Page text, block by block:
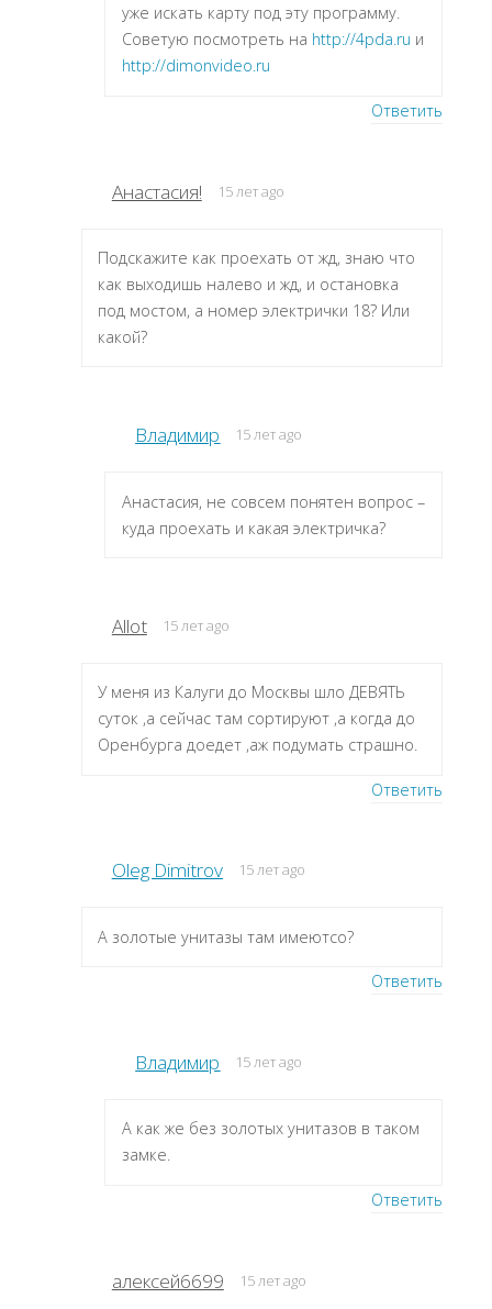
уже искать карту под эту программу.
Советую посмотреть на http://4pda.ru и
http://dimonvideo.ru
Ответить
Анастасия! 15 лет ago
Подскажите как проехать от жд, знаю что
как выходишь налево и жд, и остановка
под мостом, а номер электрички 18? Или
какой?
Владимир 15 лет ago
Анастасия, не совсем понятен вопрос –
куда проехать и какая электричка?
Allot 15 лет ago
У меня из Калуги до Москвы шло ДЕВЯТЬ
суток ,а сейчас там сортируют ,а когда до
Оренбурга доедет ,аж подумать страшно.
Ответить
Oleg Dimitrov 15 лет ago
А золотые унитазы там имеютсо?
Ответить
Владимир 15 лет ago
А как же без золотых унитазов в таком
замке.
Ответить
алексей6699 15 лет ago